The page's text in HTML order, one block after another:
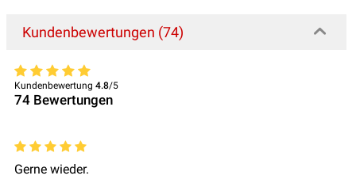
Kundenbewertungen (74)
Kundenbewertung 4.8/5
74 Bewertungen
Gerne wieder.